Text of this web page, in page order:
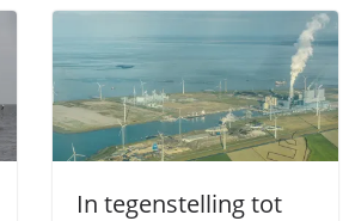
In tegenstelling tot